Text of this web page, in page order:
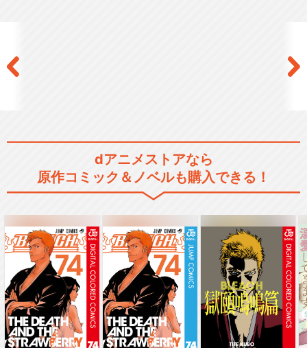
Yes！プリキュア5GoGo！
フレッシュプリキュア！
ハートキャッチプリキュア！
dアニメストアなら
原作コミック＆ノベルも購入できる！